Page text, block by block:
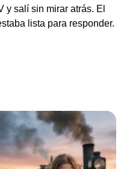
y salí sin mirar atrás. El
lista para responder.